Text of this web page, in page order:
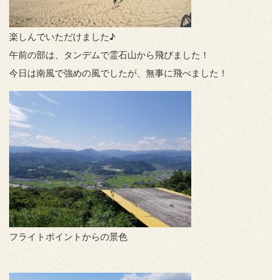
楽しんでいただけました♪
午前の部は、タンデムで霊石山から飛びました！
今日は南風で強めの風でしたが、無事に飛べました！
フライトポイントからの景色